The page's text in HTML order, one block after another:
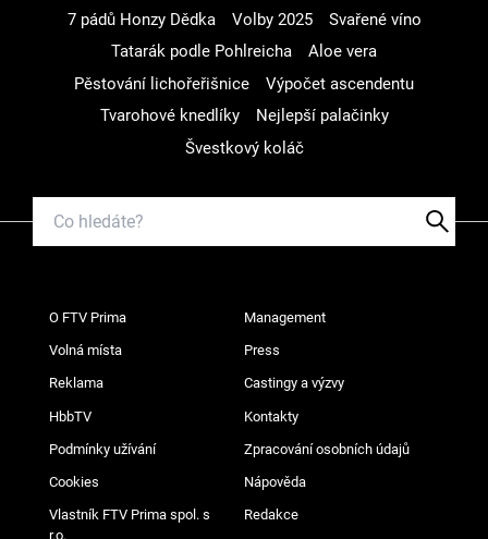
7 pádů Honzy Dědka
Volby 2025
Svařené víno
Tatarák podle Pohlreicha
Aloe vera
Pěstování lichořeřišnice
Výpočet ascendentu
Tvarohové knedlíky
Nejlepší palačinky
Švestkový koláč
O FTV Prima Management
Volná místa Press
Reklama Castingy a výzvy
HbbTV Kontakty
Podmínky užívání Zpracování osobních údajů
Cookies Nápověda
Vlastník FTV Prima spol. s
r.o.
Redakce